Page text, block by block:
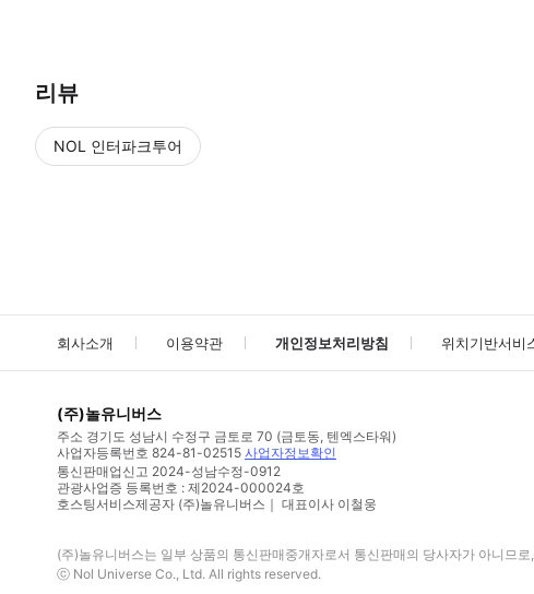
리뷰
NOL 인터파크투어
회사소개 이용약관 개인정보처리방침 위치기반서비
(주)놀유니버스
주소 경기도 성남시 수정구 금토로 70 (금토동, 텐엑스타워)
사업자등록번호 824-81-02515 사업자정보확인
통신판매업신고 2024-성남수정-0912
관광사업증 등록번호 : 제2024-000024호
호스팅서비스제공자 (주)놀유니버스｜ 대표이사 이철웅
(주)놀유니버스는 일부 상품의 통신판매중개자로서 통신판매의 당사자가 아니므
ⓒ Nol Universe Co., Ltd. All rights reserved.